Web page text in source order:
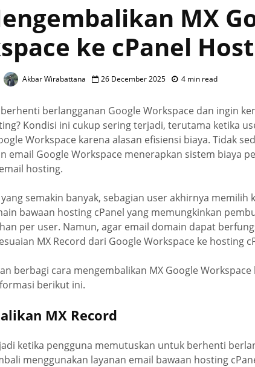
MX
ke cPanel
Akbar Wirabattana 26 December 2025 4 min read
berlangganan Google Workspace dan ingin
Kondisi ini cukup sering terjadi, terutama ketika
Workspace karena alasan efisiensi biaya. Tidak
email Google Workspace menerapkan sistem biaya
hosting.
semakin banyak, sebagian user akhirnya memilih
bawaan hosting cPanel yang memungkinkan
per user. Namun, agar email domain dapat
MX Record dari Google Workspace ke hosting
berbagi cara mengembalikan MX Google Workspace
berikut ini.
MX Record
ketika pengguna memutuskan untuk berhenti
menggunakan layanan email bawaan hosting